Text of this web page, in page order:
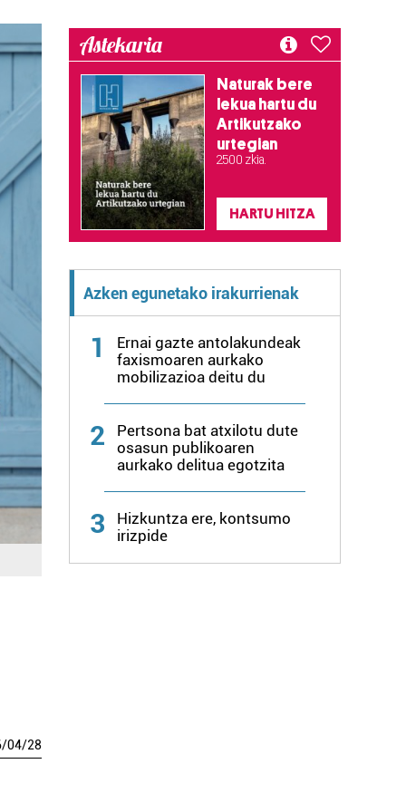
/04/28
Astekaria
Naturak bere
lekua hartu du
Artikutzako
urtegian
2.500 zkia.
HARTU HITZA
Azken egunetako irakurrienak
1
Ernai gazte antolakundeak
faxismoaren aurkako
mobilizazioa deitu du
2
Pertsona bat atxilotu dute
osasun publikoaren
aurkako delitua egotzita
3
Hizkuntza ere, kontsumo
irizpide